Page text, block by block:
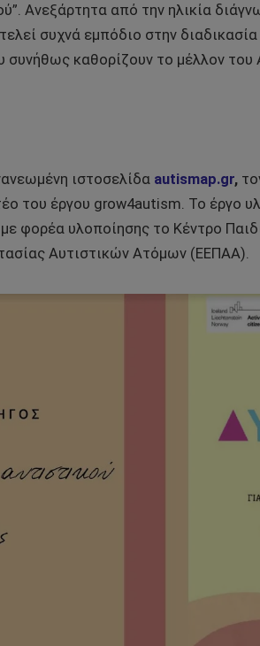
Ανεξάρτητα από την ηλικία
συχνά εμπόδιο στην
καθορίζουν το μέλλον του
ιστοσελίδα autismap.gr,
του έργου grow4autism. Το έργο
φορέα υλοποίησης το Κέντρο
Αυτιστικών Ατόμων (ΕΕΠΑΑ).